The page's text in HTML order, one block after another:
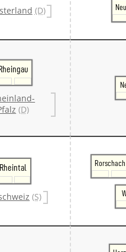
(D)
Rheingau
(D)
Rheintal
(S)
Rorschach